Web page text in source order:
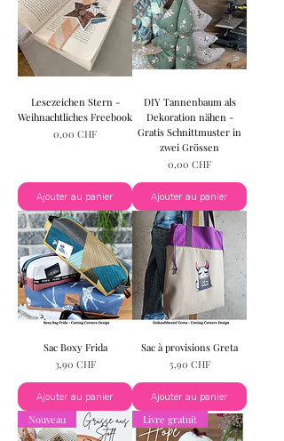
Lesezeichen Stern -
Weihnachtliches Freebook
Prix
0,00 CHF
Ajouter au panier
DIY Tannenbaum als
Dekoration nähen -
Gratis Schnittmuster in
zwei Grössen
Prix
0,00 CHF
Ajouter au panier
Sac Boxy Frida
Prix
3,90 CHF
Ajouter au panier
Sac à provisions Greta
Prix
5,90 CHF
Ajouter au panier
Nouveau Livre gratuit